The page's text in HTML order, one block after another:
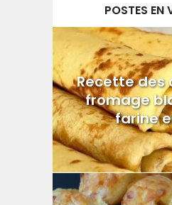
POSTES EN
Recette des
fromage
farine